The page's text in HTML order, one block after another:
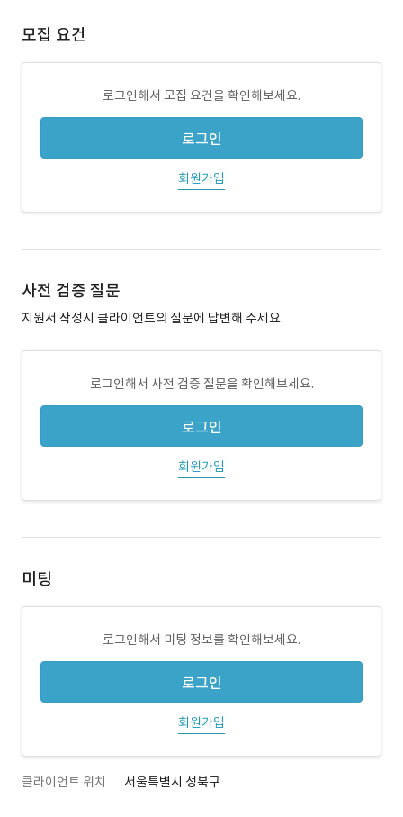
모집 요건
로그인해서 모집 요건을 확인해보세요.
로그인
회원가입
사전 검증 질문
지원서 작성시 클라이언트의 질문에 답변해 주세요.
로그인해서 사전 검증 질문을 확인해보세요.
로그인
회원가입
미팅
로그인해서 미팅 정보를 확인해보세요.
로그인
회원가입
클라이언트 위치 서울특별시 성북구